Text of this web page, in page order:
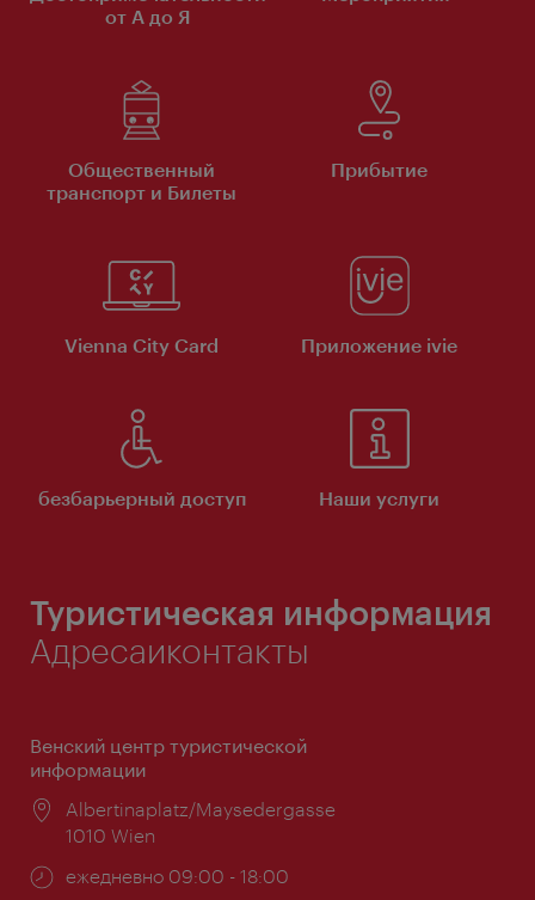
от А до Я
Общественный
транспорт и Билеты
Прибытие
Vienna City Card Приложение ivie
безбарьерный доступ Наши услуги
Туристическая информация
Адресаиконтакты
Венский центр туристической
информации
Расположение:
Albertinaplatz/Maysedergasse
1010 Wien
Часы
ежедневно 09:00 - 18:00